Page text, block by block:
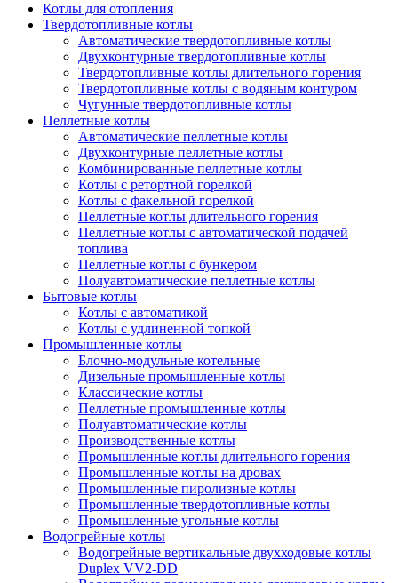
Котлы для отопления
Твердотопливные котлы
Автоматические твердотопливные котлы
Двухконтурные твердотопливные котлы
Твердотопливные котлы длительного горения
Твердотопливные котлы с водяным контуром
Чугунные твердотопливные котлы
Пеллетные котлы
Автоматические пеллетные котлы
Двухконтурные пеллетные котлы
Комбинированные пеллетные котлы
Котлы с ретортной горелкой
Котлы с факельной горелкой
Пеллетные котлы длительного горения
Пеллетные котлы с автоматической подачей
топлива
Пеллетные котлы с бункером
Полуавтоматические пеллетные котлы
Бытовые котлы
Котлы с автоматикой
Котлы с удлиненной топкой
Промышленные котлы
Блочно-модульные котельные
Дизельные промышленные котлы
Классические котлы
Пеллетные промышленные котлы
Полуавтоматические котлы
Производственные котлы
Промышленные котлы длительного горения
Промышленные котлы на дровах
Промышленные пиролизные котлы
Промышленные твердотопливные котлы
Промышленные угольные котлы
Водогрейные котлы
Водогрейные вертикальные двухходовые котлы
Duplex VV2-DD